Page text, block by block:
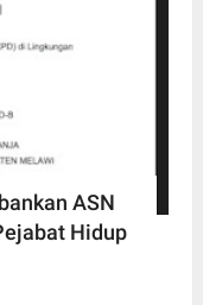
ASN
Hidup